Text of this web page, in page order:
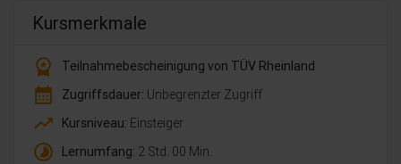
Kursmerkmale
workspace_premium
Teilnahmebescheinigung von TÜV Rheinland
calendar_month Zugriffsdauer: Unbegrenzter Zugriff
trending_up Kursniveau: Einsteiger
timelapse Lernumfang: 2 Std. 00 Min.